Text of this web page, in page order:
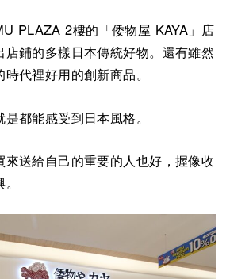
PLAZA 2樓的「倭物屋 KAYA」店
鋪的多樣日本傳統好物。還有雖然
代裡好用的創新商品。
都能感受到日本風格。
來送給自己的重要的人也好，握像收